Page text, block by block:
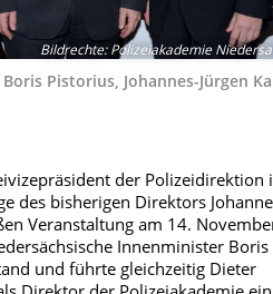
Bildrechte:Polizeiakademie
Pistorius, Johannes-Jürgen
der Polizeidirektion
des bisherigen Direktors
Veranstaltung am 14.
Innenminister Boris
und führte gleichzeitig Dieter